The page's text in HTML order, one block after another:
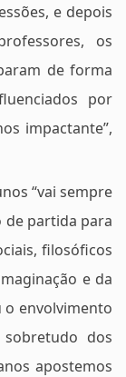
e depois
os
de forma
por
impactante”,
“vai sempre
de partida para
filosóficos
e da
o envolvimento
dos
apostemos